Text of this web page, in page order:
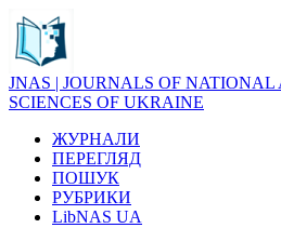
JNAS | JOURNALS OF
SCIENCES OF UKRAINE
ЖУРНАЛИ
ПЕРЕГЛЯД
ПОШУК
РУБРИКИ
LibNAS UA